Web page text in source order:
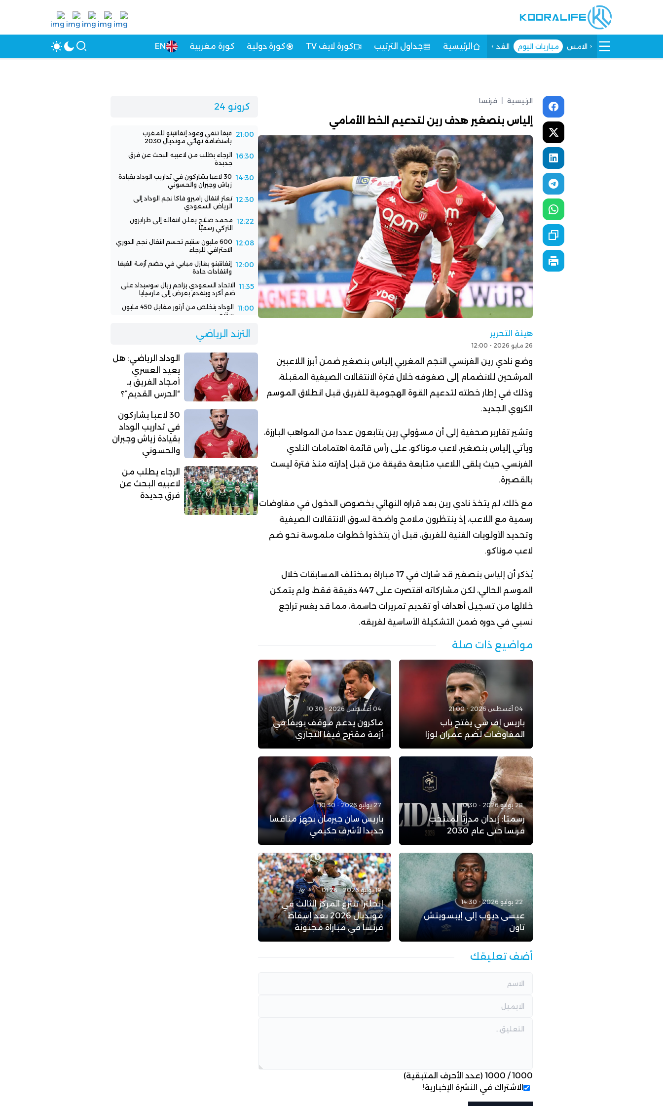
الامس مباريات اليوم الغد الرئيسية جداول الترتيب كورة لايف TV كورة دولية كورة مغربية EN
الرئيسية فرنسا
إلياس بنصغير هدف رين لتدعيم الخط الأمامي
هيئة التحرير
26 مايو 2026 - 12:00
وضع نادي رين الفرنسي النجم المغربي إلياس بنصغير ضمن أبرز اللاعبين
المرشحين للانضمام إلى صفوفه خلال فترة الانتقالات الصيفية المقبلة،
وذلك في إطار خطته لتدعيم القوة الهجومية للفريق قبل انطلاق الموسم
الكروي الجديد.
وتشير تقارير صحفية إلى أن مسؤولي رين يتابعون عددا من المواهب البارزة،
ويأتي إلياس بنصغير، لاعب موناكو، على رأس قائمة اهتمامات النادي
الفرنسي، حيث يلقى اللاعب متابعة دقيقة من قبل إدارته منذ فترة ليست
بالقصيرة.
مع ذلك، لم يتخذ نادي رين بعد قراره النهائي بخصوص الدخول في مفاوضات
رسمية مع اللاعب، إذ ينتظرون ملامح واضحة لسوق الانتقالات الصيفية
وتحديد الأولويات الفنية للفريق، قبل أن يتخذوا خطوات ملموسة نحو ضم
لاعب موناكو.
يُذكر أن إلياس بنصغير قد شارك في 17 مباراة بمختلف المسابقات خلال
الموسم الحالي، لكن مشاركاته اقتصرت على 447 دقيقة فقط، ولم يتمكن
خلالها من تسجيل أهداف أو تقديم تمريرات حاسمة، مما قد يفسر تراجع
نسبي في دوره ضمن التشكيلة الأساسية لفريقه.
مواضيع ذات صلة
04 أغسطس 2026 - 21:00
باريس إف سي يفتح باب
المفاوضات لضم عمران لوزا
04 أغسطس 2026 - 10:30
ماكرون يدعم موقف يويفا في
أزمة مقترح فيفا التجاري
28 يوليو 2026 - 10:30
رسميًا: زيدان مدربًا لمنتخب
فرنسا حتى عام 2030
27 يوليو 2026 - 10:30
باريس سان جيرمان يجهز منافسا
جديدا لأشرف حكيمي
22 يوليو 2026 - 14:30
عيسى ديوب إلى إيبسويتش
تاون
19 يوليو 2026 - 01:26
إنجلترا تنتزع المركز الثالث في
مونديال 2026 بعد إسقاط
فرنسا في مباراة مجنونة
أضف تعليقك
1000
/
1000 (عدد الأحرف المتبقية)
الاشتراك في النشرة الإخبارية!
كرونو 24
21:00
فيفا تنفي وعود إنفانتينو للمغرب
باستضافة نهائي مونديال 2030
16:30
الرجاء يطلب من لاعبيه البحث عن فرق
جديدة
14:30
30 لاعبا يشاركون في تداريب الوداد بقيادة
زياش وجبران والحسوني
12:30 تعثر انتقال راميرو فاكا نجم الوداد إلى
الرياض السعودي
12:22 محمد صلاح يعلن انتقاله إلى طرابزون
التركي رسميًا
12:08
600 مليون سنتيم تحسم انتقال نجم الدوري
الاحترافي للرجاء
12:00
إنفانتينو يغازل مبابي في خضم أزمة الفيفا
وانتقادات حادة
11:35
الاتحاد السعودي يزاحم ريال سوسيداد على
ضم أكرد ويتقدم بعرض إلى مارسيليا
11:00
الوداد يتخلص من أرثور مقابل 450 مليون
سنتيم
10:30
الوداد الرياضي: هل يعيد العسري أمجاد
الفريق بـ “الحرس القديم”؟
الترند الرياضي
الوداد الرياضي: هل
يعيد العسري
أمجاد الفريق بـ
“الحرس القديم”؟
30 لاعبا يشاركون
في تداريب الوداد
بقيادة زياش وجبران
والحسوني
الرجاء يطلب من
لاعبيه البحث عن
فرق جديدة